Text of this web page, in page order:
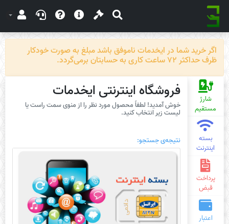
اگر خرید شما در ایخدمات ناموفق باشد مبلغ به صورت خودکار
ظرف حداکثر 72 ساعت کاری به حسابتان برمی‌گردد.
شارژ
مستقیم
بسته
اینترنت
پرداخت
قبض
اعتبار
فروشگاه اینترنتی ایخدمات
خوش آمدید! لطفاً محصول مورد نظر را از منوی سمت راست یا
لیست زیر انتخاب کنید.
نتیجه‌ی جستجو: